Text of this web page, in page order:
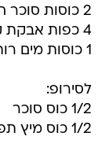
2 כוסות סוכר חום
4 כפות אבקת קקאו איכותי
1 כוסות מים רותחים
לסירופ:
1/2 כוס סוכר
1/2 כוס מיץ תפוזים טרי